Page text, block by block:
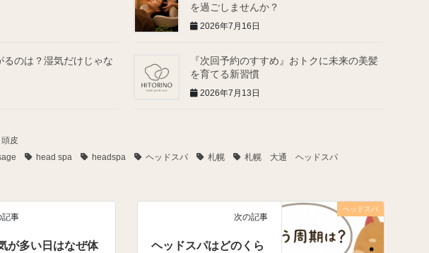
を過ごしませんか？
2026年7月16日
るのは？湿気だけじゃな
『次回予約のすすめ』おトクに未来の美髪
を育てる新習慣
2026年7月13日
頭皮
head spa headspa ヘッドスパ 札幌 札幌 大通 ヘッドスパ
記事
が多い日はなぜ体
ヘッドスパ
次の記事
ヘッドスパはどのくら